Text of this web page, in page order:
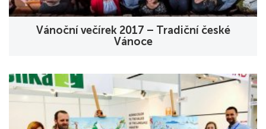
Vánoční večírek 2017 – Tradiční české
Vánoce